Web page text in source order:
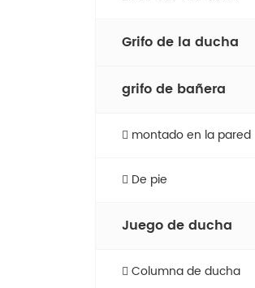
Grifo de la ducha
grifo de bañera
montado en la pared
De pie
Juego de ducha
Columna de ducha